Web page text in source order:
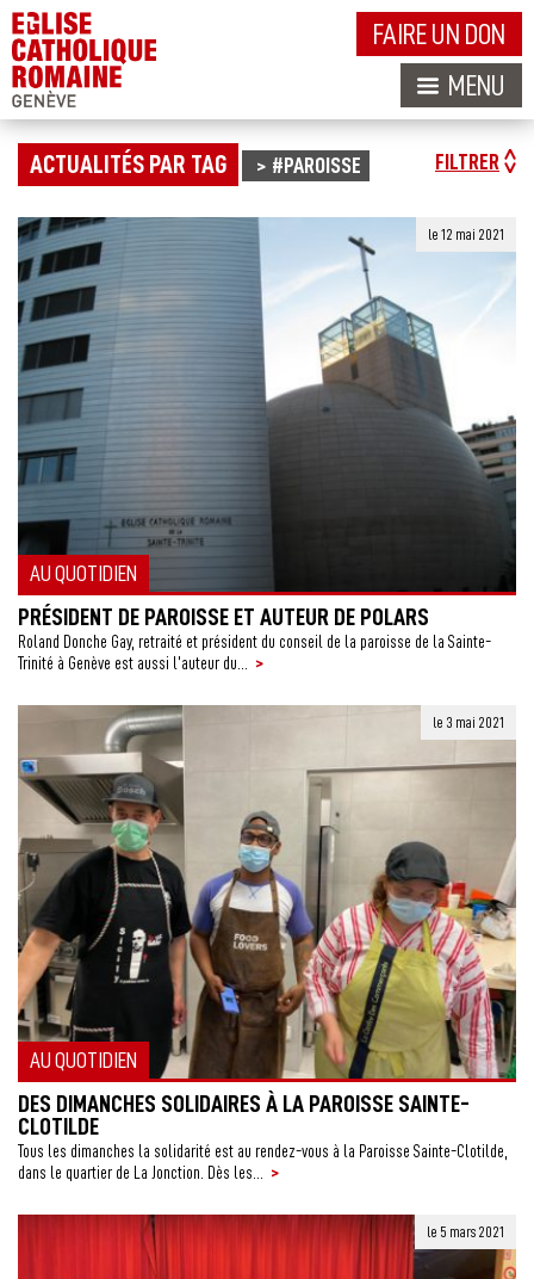
FAIRE UN DON
MENU
ACTUALITÉS PAR TAG #PAROISSE FILTRER
AU QUOTIDIEN
le 12 mai 2021
PRÉSIDENT DE PAROISSE ET AUTEUR DE POLARS
Roland Donche Gay, retraité et président du conseil de la paroisse de la Sainte-
Trinité à Genève est aussi l’auteur du...
>
AU QUOTIDIEN
le 3 mai 2021
DES DIMANCHES SOLIDAIRES À LA PAROISSE SAINTE-
CLOTILDE
Tous les dimanches la solidarité est au rendez-vous à la Paroisse Sainte-Clotilde,
dans le quartier de La Jonction. Dès les...
>
le 5 mars 2021